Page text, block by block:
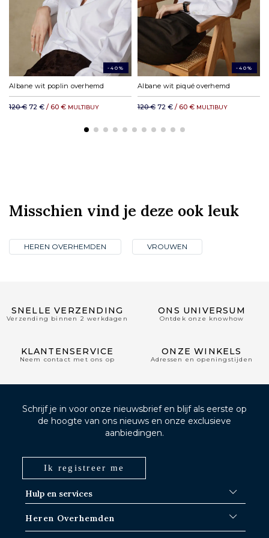
-40%
Albane wit poplin overhemd
120 € 72 € / 60 € MULTIBUY
-40%
Albane wit piqué overhemd
120 € 72 € / 60 € MULTIBUY
Misschien vind je deze ook leuk
HEREN OVERHEMDEN VROUWEN
SNELLE VERZENDING
Verzending binnen 2 werkdagen
ONS UNIVERSUM
Ontdek onze knowhow
KLANTENSERVICE
Neem contact met ons op
ONZE WINKELS
Adressen en openingstijden
Hulp en services
Verzendprocedures
Heren Overhemden
Schrijf je in voor onze nieuwsbrief en blijf als eerste op
de hoogte van ons nieuws en onze exclusieve
aanbiedingen.
Ik registreer me